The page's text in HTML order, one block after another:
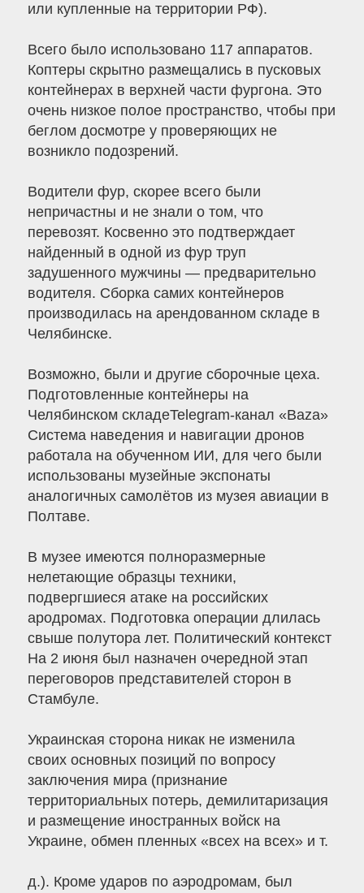
или купленные на территории РФ).
Всего было использовано 117 аппаратов.
Коптеры скрытно размещались в пусковых
контейнерах в верхней части фургона. Это
очень низкое полое пространство, чтобы при
беглом досмотре у проверяющих не
возникло подозрений.
Водители фур, скорее всего были
непричастны и не знали о том, что
перевозят. Косвенно это подтверждает
найденный в одной из фур труп
задушенного мужчины — предварительно
водителя. Сборка самих контейнеров
производилась на арендованном складе в
Челябинске.
Возможно, были и другие сборочные цеха.
Подготовленные контейнеры на
Челябинском складеTelegram-канал «Baza»
Система наведения и навигации дронов
работала на обученном ИИ, для чего были
использованы музейные экспонаты
аналогичных самолётов из музея авиации в
Полтаве.
В музее имеются полноразмерные
нелетающие образцы техники,
подвергшиеся атаке на российских
ародромах. Подготовка операции длилась
свыше полутора лет. Политический контекст
На 2 июня был назначен очередной этап
переговоров представителей сторон в
Стамбуле.
Украинская сторона никак не изменила
своих основных позиций по вопросу
заключения мира (признание
территориальных потерь, демилитаризация
и размещение иностранных войск на
Украине, обмен пленных «всех на всех» и т.
д.). Кроме ударов по аэродромам, был